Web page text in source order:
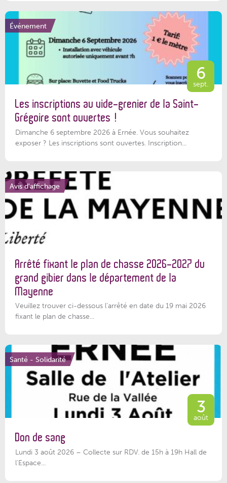
Événement
6
sept.
Les inscriptions au vide-grenier de la Saint-
Grégoire sont ouvertes !
Dimanche 6 septembre 2026 à Ernée. Vous souhaitez
exposer ? Les inscriptions sont ouvertes. Inscription...
Avis d'affichage
Arrêté fixant le plan de chasse 2026-2027 du
grand gibier dans le département de la
Mayenne
Veuillez trouver ci-dessous l’arrêté en date du 19 mai 2026
fixant le plan de chasse...
Santé - Solidarité
3
août
Don de sang
Lundi 3 août 2026 – Collecte sur RDV. de 15h à 19h Hall de
l'Espace...